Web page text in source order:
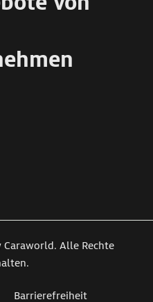
Alle Rechte
Barrierefreiheit